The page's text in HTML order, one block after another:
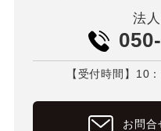
法
【受付時間】10
お問合